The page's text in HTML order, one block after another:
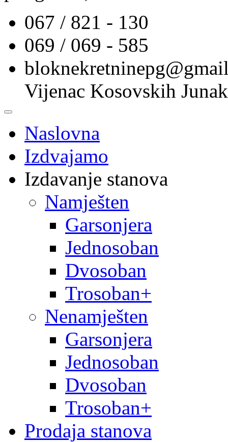
067 / 821 - 130
069 / 069 - 585
Vijenac Kosovskih
Naslovna
Izdvajamo
Izdavanje stanova
Namješten
Garsonjera
Jednosoban
Dvosoban
Trosoban+
Nenamješten
Garsonjera
Jednosoban
Dvosoban
Trosoban+
Prodaja stanova